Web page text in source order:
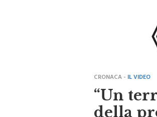
CRONACA - IL VIDEO
“Un
della